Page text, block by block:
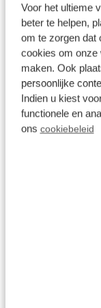
Voor het ultieme
beter te helpen,
om te zorgen dat
cookies om onze
maken. Ook
persoonlijke
Indien u kiest
functionele en
ons cookiebeleid
Preise und